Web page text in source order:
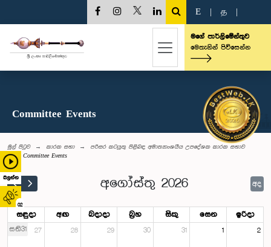
බලන්න
02
E த
මගේ පාර්ලිමේන්තුව
මෙතැනින් පිවිසෙන්න
Committee Events
මුල් පිටුව කාරක සභා
පරිසර කටයුතු පිළිබඳ අමාත්‍යාංශයීය උපදේශක කාරක සභාව
Committee Events
අගෝස්තු 2026 අද
සඳුදා අඟ බදාදා බ්‍රහ සිකු සෙන ඉරිදා
සති31 27 28 29 30 31 1 2